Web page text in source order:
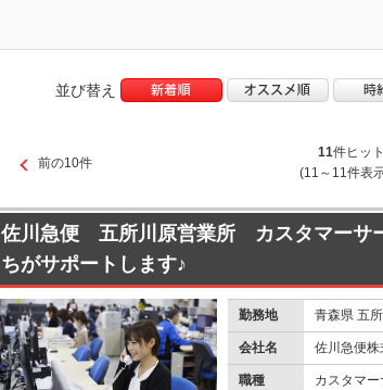
並び替え
前の10件
11件ヒット
(11～11件表
佐川急便 五所川原営業所 カスタマーサ
ちがサポートします♪
勤務地 青森県 五
会社名 佐川急便株
職種 カスタマー